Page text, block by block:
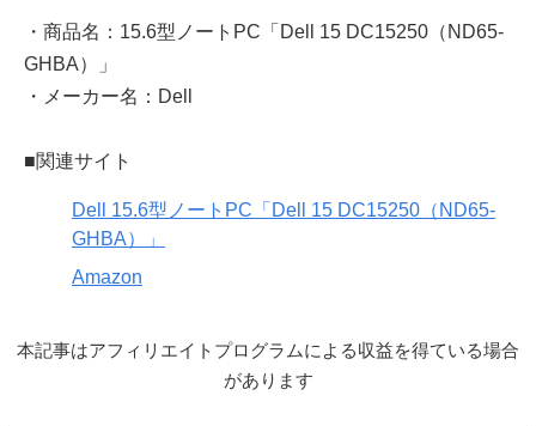
・商品名：15.6型ノートPC「Dell 15 DC15250（ND65-
GHBA）」
・メーカー名：Dell
■関連サイト
Dell 15.6型ノートPC「Dell 15 DC15250（ND65-
GHBA）」
Amazon
本記事はアフィリエイトプログラムによる収益を得ている場合
があります